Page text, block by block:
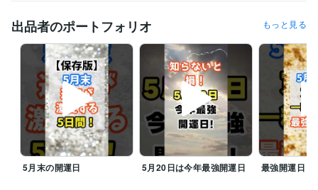
仕事中などの場合すぐにお返事できない場合もございますが、お時間の
調整をさせていただきます
*･゜ﾟ･*:.｡..｡.:*･･*:.｡. .｡.:*
⭐️お悩みスッキリ寄り添います⭐️
電話相談終了のお時間、ご希望ございましたら、お気軽におっしゃって
くださいませ。
ご希望のお時間内で対応させていただいておりますm(__)m
みなさまに寄り添い、少しでもお力になれるよう、心を込めて対応させ
出品者のポートフォリオ もっと見る
5月末の開運日 5月20日は今年最強開運日 最強開運日